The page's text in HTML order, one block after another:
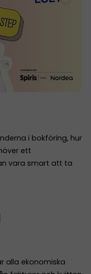
i bokföring, hur
ett
vara smart att ta
alla ekonomiska